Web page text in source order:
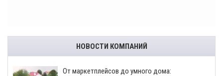
НОВОСТИ КОМПАНИЙ
От маркетплейсов до умного дома: